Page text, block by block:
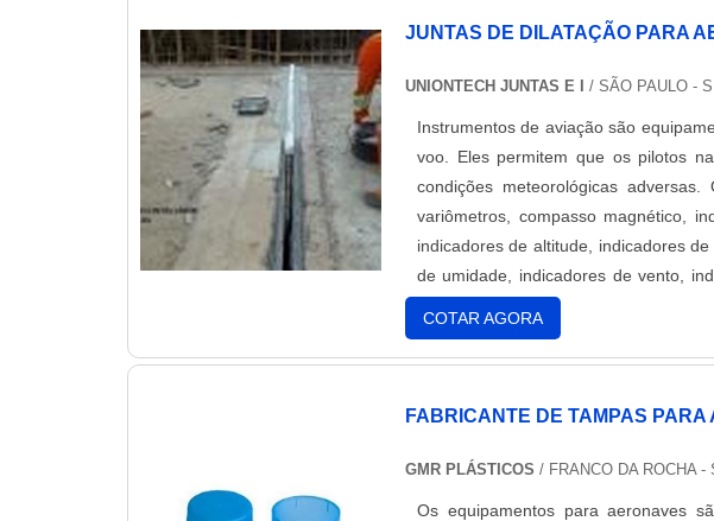
JUNTAS DE DILATAÇÃO PARA
UNIONTECH JUNTAS E I / SÃO PAULO -
Instrumentos de aviação são
voo. Eles permitem que os pilotos
condições meteorológicas
variômetros, compasso magnético,
indicadores de altitude, indicadores
de umidade, indicadores de vento,
instrumentos são essenciais para a
COTAR AGORA
FABRICANTE DE TAMPAS PARA
GMR PLÁSTICOS / FRANCO DA ROCHA -
Os equipamentos para aeronaves